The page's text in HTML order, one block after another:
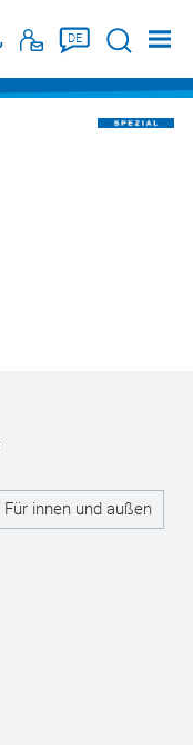
DE Suche
Für innen und außen